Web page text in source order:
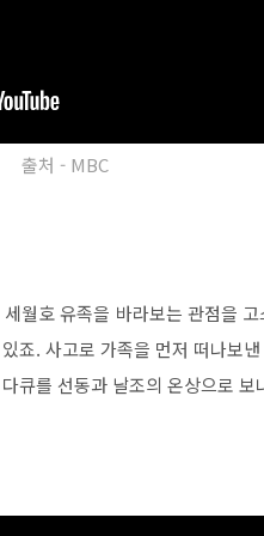
출처 - MBC
월호 유족을 바라보는 관점을
죠. 사고로 가족을 먼저 떠나보
큐를 선동과 날조의 온상으로 보